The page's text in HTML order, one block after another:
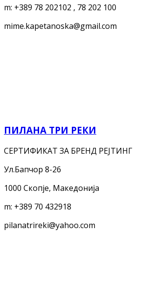
m: +389 78 202102 , 78 202 100
mime.kapetanoska@gmail.com
ПИЛАНА ТРИ РЕКИ
СЕРТИФИКАТ ЗА БРЕНД РЕЈТИНГ
Ул.Бапчор 8-26
1000 Скопје, Македонија
m: +389 70 432918
pilanatrireki@yahoo.com